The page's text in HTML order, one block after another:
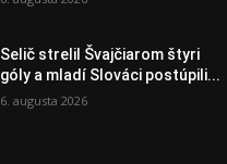
Selič strelil Švajčiarom štyri
góly a mladí Slováci postúpili...
6. augusta 2026